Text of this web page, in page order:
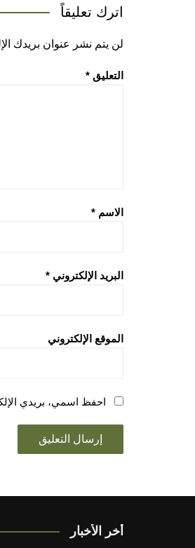
اترك تعليقاً
لن يتم نشر عنوان بريدك
التعليق *
الاسم *
البريد الإلكتروني *
الموقع الإلكتروني
احفظ اسمي، بريدي
أخر الأخبار